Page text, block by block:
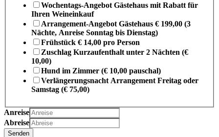
Wochentags-Angebot Gästehaus mit Rabatt für
Ihren Weineinkauf
Arrangement-Angebot Gästehaus € 199,00 (3
Nächte, Anreise Sonntag bis Dienstag)
Frühstück € 14,00 pro Person
Zuschlag Kurzaufenthalt unter 2 Nächten (€
10,00)
Hund im Zimmer (€ 10,00 pauschal)
Verlängerungsnacht Arrangement Freitag oder
Samstag (€ 75,00)
Anreise
Abreise
Senden